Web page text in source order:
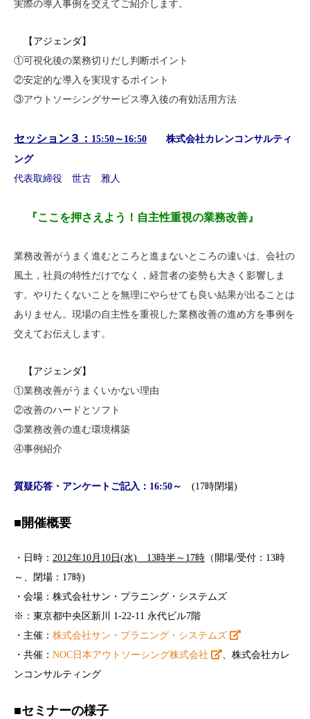
実際の導入事例を交えてご紹介します。
【アジェンダ】
①可視化後の業務切りだし判断ポイント
②安定的な導入を実現するポイント
③アウトソーシングサービス導入後の有効活用方法
セッション３： 15:50～16:50
株式会社カレンコンサルティ
ング
代表取締役 世古 雅人
『ここを押さえよう！自主性重視の業務改善』
業務改善がうまく進むところと進まないところの違いは、会社の
風土，社員の特性だけでなく，経営者の姿勢も大きく影響しま
す。やりたくないことを無理にやらせても良い結果が出ることは
ありません。現場の自主性を重視した業務改善の進め方を事例を
交えてお伝えします。
【アジェンダ】
①業務改善がうまくいかない理由
②改善のハードとソフト
③業務改善の進む環境構築
④事例紹介
質疑応答・アンケートご記入：16:50～ (17時閉場)
■開催概要
・日時： 2012年10月10日(水) 13時半～17時 （開場/受付：13時
～、閉場：17時)
・会場：株式会社サン・プラニング・システムズ
※：東京都中央区新川 1-22-11 永代ビル7階
・主催： 株式会社サン・プラニング・システムズ
・共催： NOC日本アウトソーシング株式会社
、株式会社カレ
ンコンサルティング
■セミナーの様子